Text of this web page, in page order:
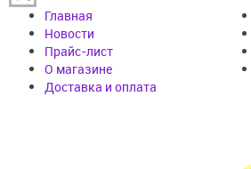
Главная
Новости
Прайс-лист
О магазине
Доставка и оплата